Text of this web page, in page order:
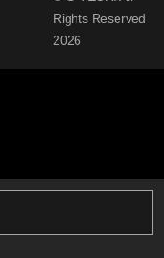
Rights Reserved
2026